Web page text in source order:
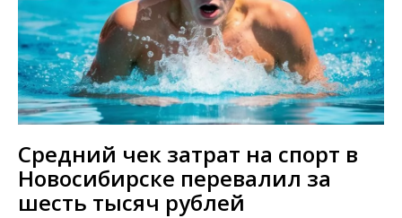
Средний чек затрат на спорт в
Новосибирске перевалил за
шесть тысяч рублей